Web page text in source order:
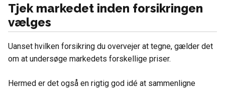
Tjek markedet inden forsikringen
vælges
Uanset hvilken forsikring du overvejer at tegne, gælder det
om at undersøge markedets forskellige priser.
Hermed er det også en rigtig god idé at sammenligne